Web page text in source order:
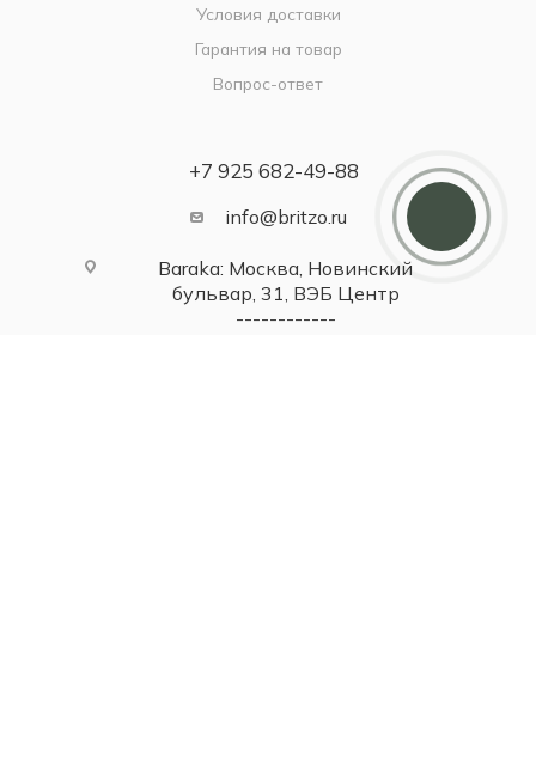
Условия доставки
Гарантия на товар
Вопрос-ответ
+7 925 682-49-88
info@britzo.ru
Baraka: Москва, Новинский
бульвар, 31, ВЭБ Центр
------------